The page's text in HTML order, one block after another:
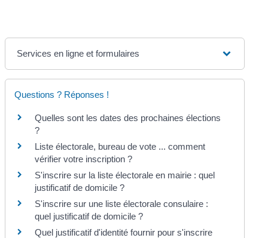
Services en ligne et formulaires
Questions ? Réponses !
Quelles sont les dates des prochaines élections
?
Liste électorale, bureau de vote ... comment
vérifier votre inscription ?
S'inscrire sur la liste électorale en mairie : quel
justificatif de domicile ?
S'inscrire sur une liste électorale consulaire :
quel justificatif de domicile ?
Quel justificatif d'identité fournir pour s'inscrire